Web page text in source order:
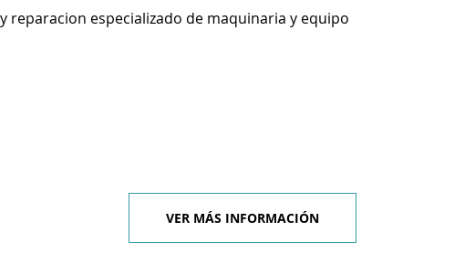
reparacion especializado de maquinaria y equipo
VER MÁS INFORMACIÓN